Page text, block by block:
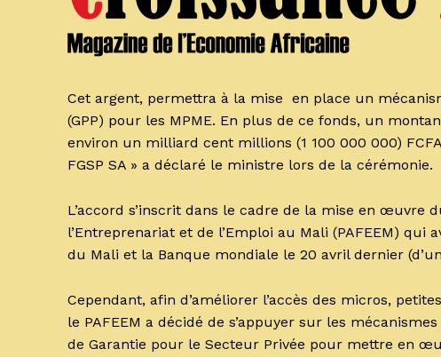
Cet argent, permettra à la mise en place un
(GPP) pour les MPME. En plus de ce fonds, un
environ un milliard cent millions (1 100 000 000)
FGSP SA » a déclaré le ministre lors de la cérémonie.
L’accord s’inscrit dans le cadre de la mise en œuvre
l’Entreprenariat et de l’Emploi au Mali (PAFEEM)
du Mali et la Banque mondiale le 20 avril dernier
Cependant, afin d’améliorer l’accès des micros,
le PAFEEM a décidé de s’appuyer sur les
de Garantie pour le Secteur Privée pour mettre en